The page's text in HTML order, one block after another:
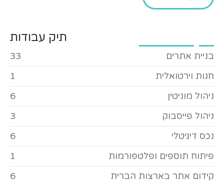
תיק עבודות
בניית אתרים
33
חנות וירטואלית
1
ניהול מוניטין
6
ניהול פייסבוק
3
נכס דיגיטלי
6
פיתוח תוספים ופלטפורמות
1
קידום אתר בארצות הברית
6